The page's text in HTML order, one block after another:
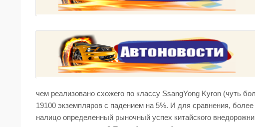
чем реализовано схожего по классу SsangYong Kyron (чуть
19100 экземпляров с падением на 5%. И для сравнения,
налицо определенный рыночный успех китайского